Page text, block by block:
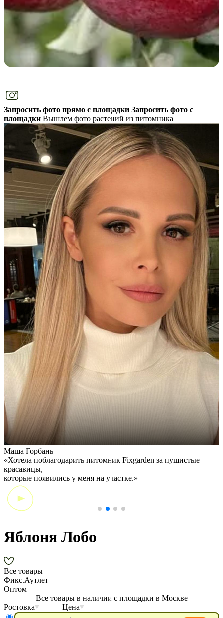
Запросить фото прямо с площадки Запросить фото с
площадки Вышлем фото растений из питомника
Маша Горбань
«Хотела поблагодарить питомник Fixgarden за пушистые
красавицы,
которые появились у меня на участке.»
Яблоня Лобо
Все товары
Фикс.Аутлет
Оптом
Все товары в наличии с площадки в Москве
Ростовка
Цена